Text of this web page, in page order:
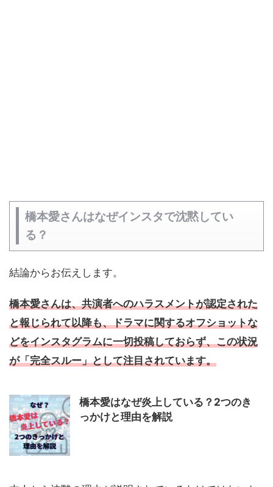
橋本愛さんはなぜインスタで沈黙してい
る？
結論からお伝えします。
橋本愛さんは、共演者へのハラスメントが認定された
と報じられて以降も、ドラマに関するオフショットな
どをインスタグラムに一切投稿しておらず、この状況
が「完全スルー」として注目されています。
橋本愛はなぜ炎上している？2つのき
っかけと理由を解説